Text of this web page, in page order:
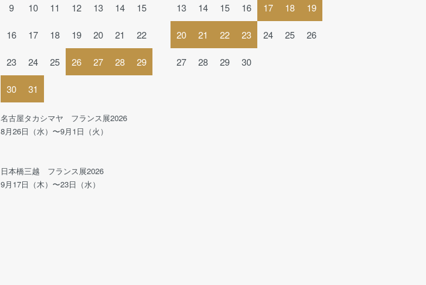
9 10 11 12 13 14 15
16 17 18 19 20 21 22
23 24 25 26 27 28 29
30 31
13 14 15 16 17 18 19
20 21 22 23 24 25 26
27 28 29 30
名古屋タカシマヤ フランス展2026
8月26日（水）〜9月1日（火）
日本橋三越 フランス展2026
9月17日（木）〜23日（水）